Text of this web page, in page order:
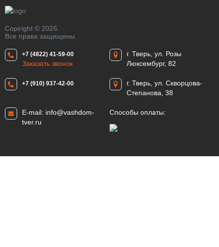
Copiright © 2026.
Все права защищены.
+7 (4822) 41-59-00
Заказать звонок
г. Тверь, ул. Розы
Люксембург, 82
+7 (910) 937-42-00
г. Тверь, ул. Скворцова-
Степанова, 38
E-mail: info@vashdom-
tver.ru
Способы оплаты: